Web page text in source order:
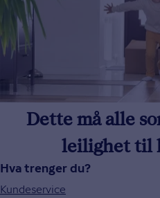
Dette må alle
leilighet til
Hva trenger du?
Kundeservice